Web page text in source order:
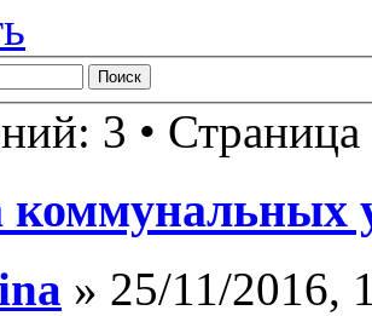
3 • Страница
коммунальных
» 25/11/2016,